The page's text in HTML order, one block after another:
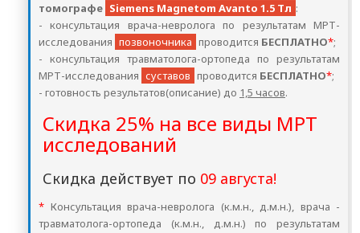
томографе Siemens Magnetom Avanto 1.5 Тл :
- консультация врача-невролога по результатам МРТ-
исследования позвоночника проводится БЕСПЛАТНО*;
- консультация травматолога-ортопеда по результатам
МРТ-исследования суставов проводится БЕСПЛАТНО*;
- готовность результатов(описание) до 1,5 часов.
Скидка 25% на все виды МРТ
исследований
Скидка действует по 09 августа!
* Консультация врача-невролога (к.м.н., д.м.н.), врача -
травматолога-ортопеда (к.м.н., д.м.н.) по результатам